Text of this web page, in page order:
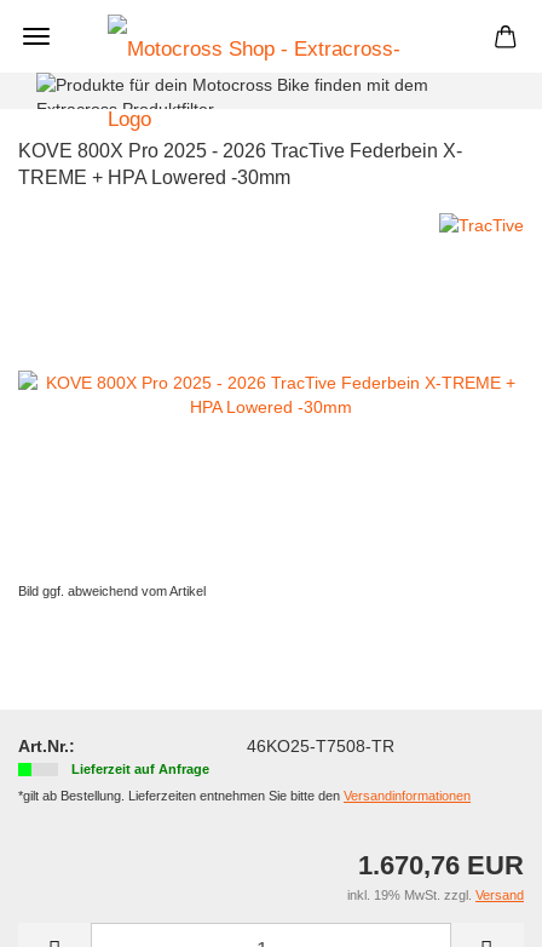
KOVE 800X Pro 2025 - 2026 TracTive Federbein X-
TREME + HPA Lowered -30mm
Bild ggf. abweichend vom Artikel
Art.Nr.: 46KO25-T7508-TR
Lieferzeit auf Anfrage
*gilt ab Bestellung. Lieferzeiten entnehmen Sie bitte den Versandinformationen
1.670,76 EUR
inkl. 19% MwSt. zzgl. Versand